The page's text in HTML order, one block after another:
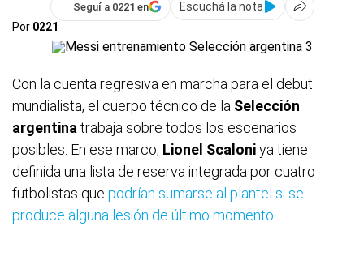
Seguí a 0221 en
Escuchá la nota
Por 0221
Con la cuenta regresiva en marcha para el debut
mundialista, el cuerpo técnico de la Selección
argentina trabaja sobre todos los escenarios
posibles. En ese marco, Lionel Scaloniya tiene
definida una lista de reserva integrada por cuatro
futbolistas que podrían sumarse al plantel si se
produce alguna lesión de último momento.